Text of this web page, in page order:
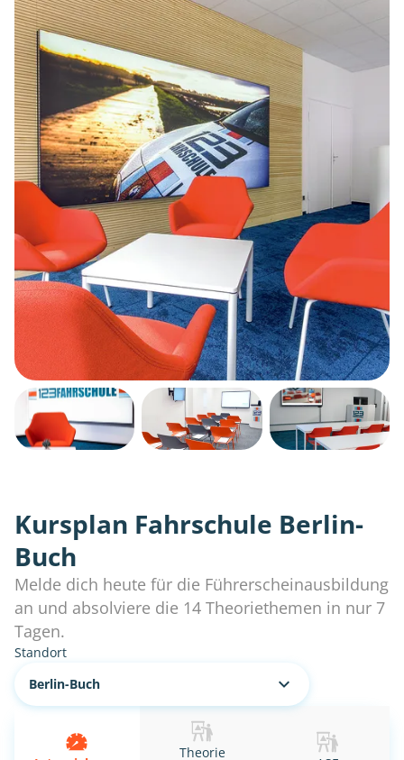
Kursplan Fahrschule Berlin-
Buch
Melde dich heute für die Führerscheinausbildung
an und absolviere die 14 Theoriethemen in nur 7
Tagen.
Standort
Berlin-Buch
Theorie